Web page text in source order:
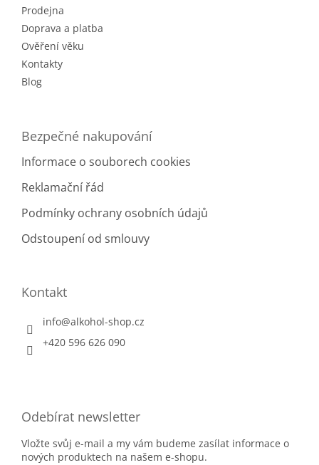
Prodejna
Doprava a platba
Ověření věku
Kontakty
Blog
Bezpečné nakupování
Informace o souborech cookies
Reklamační řád
Podmínky ochrany osobních údajů
Odstoupení od smlouvy
Kontakt
info@alkohol-shop.cz
+420 596 626 090
Odebírat newsletter
Vložte svůj e-mail a my vám budeme zasílat informace o
nových produktech na našem e-shopu.